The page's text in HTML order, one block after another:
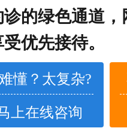
的绿色通道，
受优先接待。
懂？太复杂?
上在线咨询